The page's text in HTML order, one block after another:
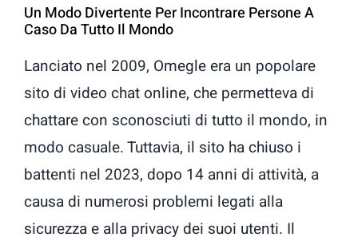
Un Modo Divertente Per Incontrare Persone A
Caso Da Tutto Il Mondo
Lanciato nel 2009, Omegle era un popolare
sito di video chat online, che permetteva di
chattare con sconosciuti di tutto il mondo, in
modo casuale. Tuttavia, il sito ha chiuso i
battenti nel 2023, dopo 14 anni di attività, a
causa di numerosi problemi legati alla
sicurezza e alla privacy dei suoi utenti. Il